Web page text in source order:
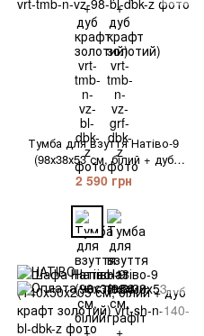
Тумба для взуття Натіво-9
(98х38х53 см, білий + дуб
крафт золотий)
2 590 грн